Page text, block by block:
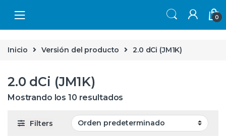
0
Inicio Versión del producto 2.0 dCi (JM1K)
2.0 dCi (JM1K)
Mostrando los 10 resultados
Filters